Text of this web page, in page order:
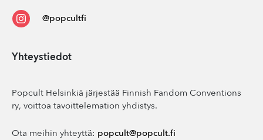
@popcultfi
Yhteystiedot
Popcult Helsinkiä järjestää Finnish Fandom Conventions
ry, voittoa tavoittelemation yhdistys.
Ota meihin yhteyttä: popcult@popcult.fi